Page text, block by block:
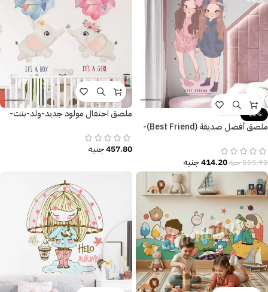
-25%
ملصق أفضل صديقة (Best Friend)-
555.90جنيه414.20جنيه
ملصق احتفال مولود جديد-ولد-بنت-
457.80جنيه